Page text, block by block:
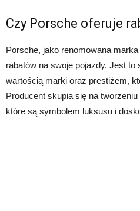
Czy Porsche oferuje
Porsche, jako renomowana
rabatów na swoje pojazdy. Jest to
wartością marki oraz prestiżem,
Producent skupia się na
które są symbolem luksusu i